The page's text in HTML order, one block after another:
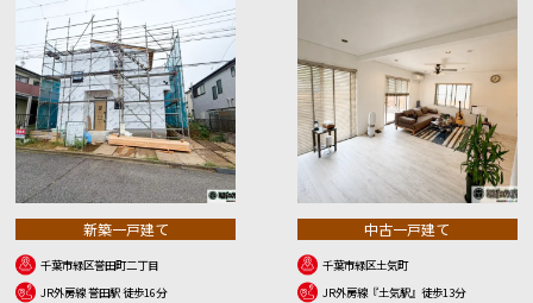
新築一戸建て
千葉市緑区誉田町二丁目
JR外房線 誉田駅 徒歩16分
中古一戸建て
千葉市緑区土気町
JR外房線『土気駅』徒歩13分